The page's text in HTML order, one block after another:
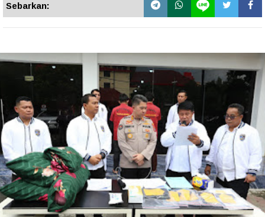
Sebarkan: